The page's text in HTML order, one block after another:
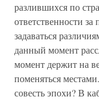
разлившихся по
ответственности
задаваться
данный момент
момент держит на
поменяться
совесть эпохи? В